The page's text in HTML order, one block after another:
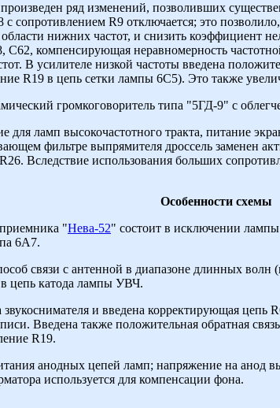
ряд изменений, позволивших
сопротивлением R9 отключается; это
нижних частот, и снизить коэффициент
C62, компенсирующая неравномерность
В усилителе низкой частоты введена
R19 в цепь сетки лампы 6С5). Это также
громкоговоритель типа "5ГД-9" с
ламп высокочастотного тракта, питание
фильтре выпрямителя дроссель заменен
Вследствие использования больших
Особенности схемы
"Нева-52" состоит в исключении лампы
6А7.
связи с антенной в диапазоне длинных
цепь катода лампы УВЧ.
и введена корректирующая цепь
Введена также положительная обратная
R19.
анодных цепей ламп; напряжение на анод
используется для компенсации фона.